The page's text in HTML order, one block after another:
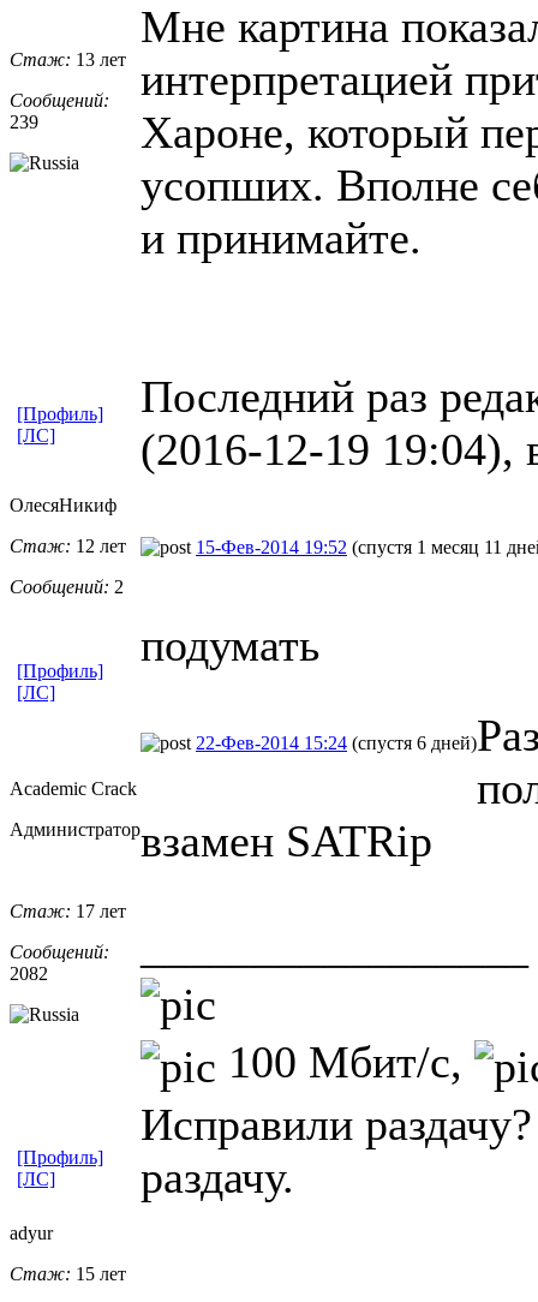
Стаж: 13 лет
Сообщений:
239
Мне картина
интерпретацией
Хароне, который
усопших. Вполне
и принимайте.
Последний раз
(2016-12-19 19:04),
[Профиль]
[ЛС]
ОлесяНикиф
Стаж: 12 лет
Сообщений: 2
15-Фев-2014 19:52 (спустя 1 месяц 11
подумать
[Профиль]
[ЛС]
Academic Crack
Администратор
Стаж: 17 лет
Сообщений:
2082
22-Фев-2014 15:24 (спустя 6 дней)
взамен SATRip
100 Мбит/с,
Исправили
раздачу.
[Профиль]
[ЛС]
adyur
Стаж: 15 лет